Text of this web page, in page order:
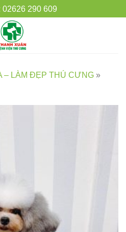
290 609
– LÀM ĐẸP THÚ CƯNG »